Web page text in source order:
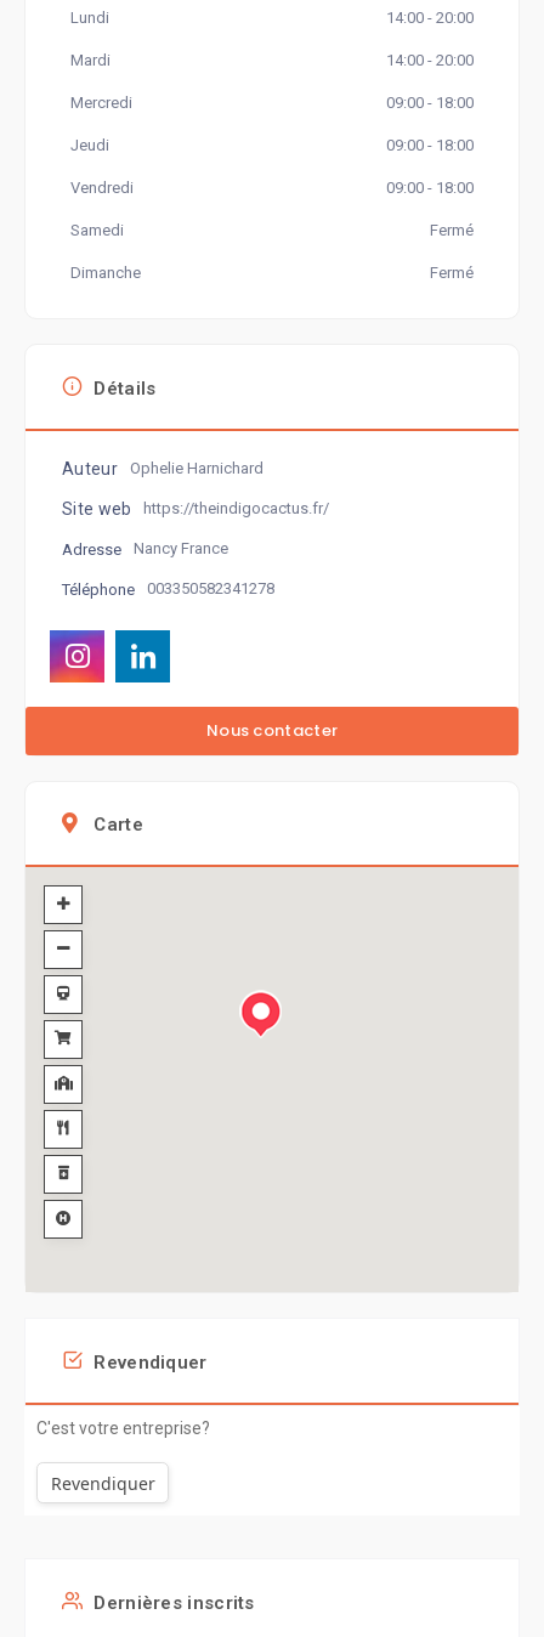
Lundi 14:00 - 20:00
Mardi 14:00 - 20:00
Mercredi 09:00 - 18:00
Jeudi 09:00 - 18:00
Vendredi 09:00 - 18:00
Samedi Fermé
Dimanche Fermé
Détails
Auteur Ophelie Harnichard
Site web https://theindigocactus.fr/
Adresse Nancy France
Téléphone 003350582341278
Carte
Revendiquer
C'est votre entreprise?
Revendiquer
Dernières inscrits